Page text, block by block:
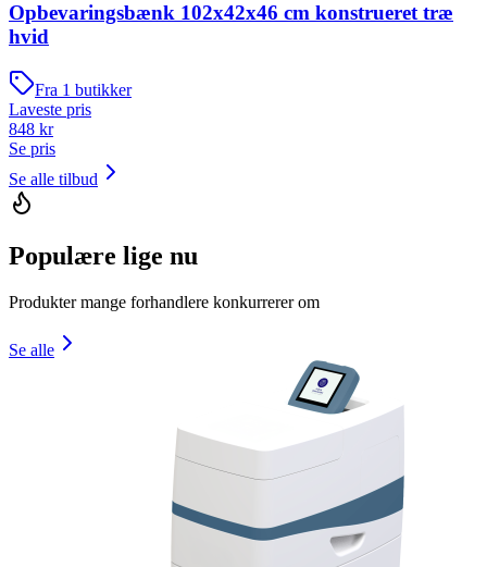
Opbevaringsbænk 102x42x46 cm konstrueret træ
hvid
Fra 1 butikker
Laveste pris
848 kr
Se pris
Se alle tilbud
Populære lige nu
Produkter mange forhandlere konkurrerer om
Se alle